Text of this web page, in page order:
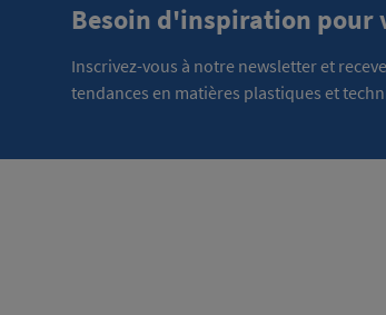
Besoin d'inspiration pour
Inscrivez-vous à notre newsletter et
tendances en matières plastiques et